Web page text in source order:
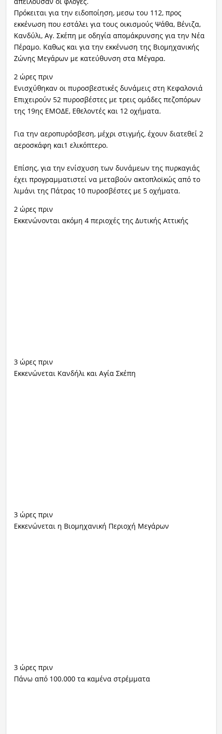
Πρόκειται για την ειδοποίηση, μεσω του 112, προς
εκκένωση που εστάλει για τους οικισμούς Ψάθα, Βένιζα,
Κανδύλι, Αγ. Σκέπη με οδηγία απομάκρυνσης για την Νέα
Πέραμο. Καθως και για την εκκένωση της Βιομηχανικής
Ζώνης Μεγάρων με κατεύθυνση στα Μέγαρα.
2 ώρες πριν
Ενισχύθηκαν οι πυροσβεστικές δυνάμεις στη Κεφαλονιά
Επιχειρούν 52 πυροσβέστες με τρεις ομάδες πεζοπόρων
της 19ης ΕΜΟΔΕ, Εθελοντές και 12 οχήματα.
Για την αεροπυρόσβεση, μέχρι στιγμής, έχουν διατεθεί 2
αεροσκάφη και1 ελικόπτερο.
Επίσης, για την ενίσχυση των δυνάμεων της πυρκαγιάς
έχει προγραμματιστεί να μεταβούν ακτοπλοϊκώς από το
λιμάνι της Πάτρας 10 πυροσβέστες με 5 οχήματα.
2 ώρες πριν
Εκκενώνονται ακόμη 4 περιοχές της Δυτικής Αττικής
3 ώρες πριν
Εκκενώνεται Κανδήλι και Αγία Σκέπη
3 ώρες πριν
Εκκενώνεται η Βιομηχανική Περιοχή Μεγάρων
3 ώρες πριν
Πάνω από 100.000 τα καμένα στρέμματα